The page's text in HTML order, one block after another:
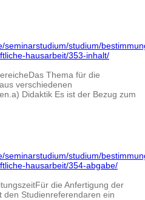
seminarstudium/studium/
hausarbeit/353-inhalt/
Thema für die
verschiedenen
Didaktik Es ist der Bezug zum
seminarstudium/studium/
hausarbeit/354-abgabe/
die Anfertigung der
den Studienreferendaren ein